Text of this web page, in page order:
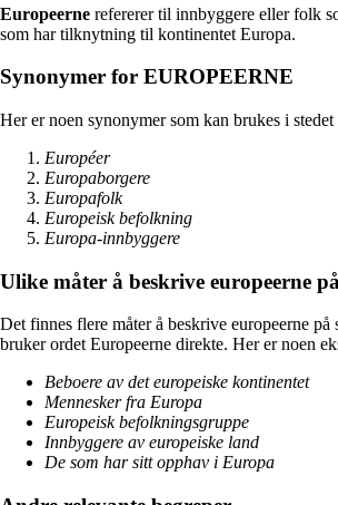
Europeerne refererer til innbyggere eller folk
som har tilknytning til kontinentet Europa.
Synonymer for EUROPEERNE
Her er noen synonymer som kan brukes i
Européer
Europaborgere
Europafolk
Europeisk befolkning
Europa-innbyggere
Ulike måter å beskrive europeerne på
Det finnes flere måter å beskrive europeerne
bruker ordet Europeerne direkte. Her er noen
Beboere av det europeiske kontinentet
Mennesker fra Europa
Europeisk befolkningsgruppe
Innbyggere av europeiske land
De som har sitt opphav i Europa